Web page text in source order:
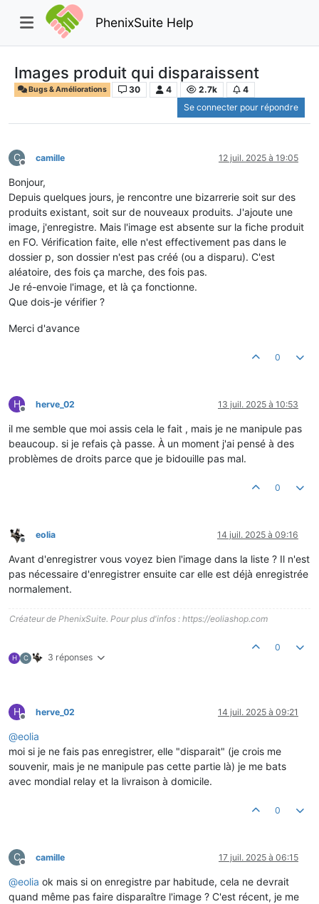
PhenixSuite Help
Images produit qui disparaissent
Bugs & Améliorations 30 4 2.7k
4
Se connecter pour répondre
C
Hors-ligne
camille 12 juil. 2025 à 19:05
Bonjour,
Depuis quelques jours, je rencontre une bizarrerie soit sur des
produits existant, soit sur de nouveaux produits. J'ajoute une
image, j'enregistre. Mais l'image est absente sur la fiche produit
en FO. Vérification faite, elle n'est effectivement pas dans le
dossier p, son dossier n'est pas créé (ou a disparu). C'est
aléatoire, des fois ça marche, des fois pas.
Je ré-envoie l'image, et là ça fonctionne.
Que dois-je vérifier ?
Merci d'avance
0
H
Hors-ligne
herve_02 13 juil. 2025 à 10:53
il me semble que moi assis cela le fait , mais je ne manipule pas
beaucoup. si je refais çà passe. À un moment j'ai pensé à des
problèmes de droits parce que je bidouille pas mal.
0
Hors-ligne
eolia 14 juil. 2025 à 09:16
Avant d'enregistrer vous voyez bien l'image dans la liste ? Il n'est
pas nécessaire d'enregistrer ensuite car elle est déjà enregistrée
normalement.
Créateur de PhenixSuite. Pour plus d'infos : https://eoliashop.com
H C 3 réponses
0
H
Hors-ligne
herve_02 14 juil. 2025 à 09:21
@eolia
moi si je ne fais pas enregistrer, elle "disparait" (je crois me
souvenir, mais je ne manipule pas cette partie là) je me bats
avec mondial relay et la livraison à domicile.
0
C
Hors-ligne
camille 17 juil. 2025 à 06:15
@eolia ok mais si on enregistre par habitude, cela ne devrait
quand même pas faire disparaître l'image ? C'est récent, je me